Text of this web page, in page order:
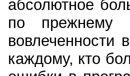
абсолютное
по прежнему
вовлеченности
каждому, кто